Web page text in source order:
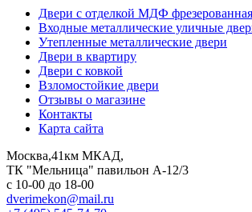
Двери с отделкой МДФ фрезерованная
Входные металлические уличные
Утепленные металлические двери
Двери в квартиру
Двери с ковкой
Взломостойкие двери
Отзывы о магазине
Контакты
Карта сайта
Москва,41км МКАД,
ТК "Мельница" павильон А-12/3
с 10-00 до 18-00
dverimekon@mail.ru